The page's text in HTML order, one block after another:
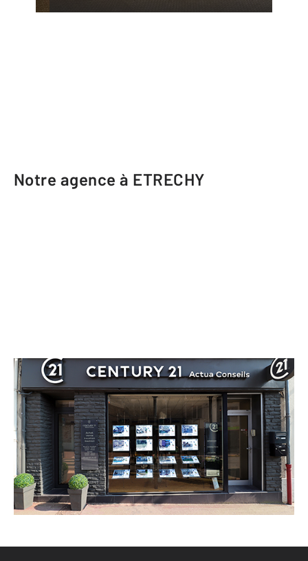
Notre agence à ETRECHY
CENTURY 21 Actua Conseils
45 Grande Rue
ETRECHY - 91580
Envoyer un message
Téléphoner à l'agence